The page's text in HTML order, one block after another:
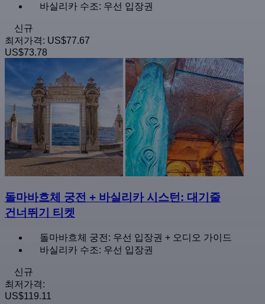
바실리카 수조: 우선 입장권
신규
최저가격: US$77.67
US$73.78
돌마바흐체 궁전 + 바실리카 시스턴: 대기줄
건너뛰기 티켓
돌마바흐체 궁전: 우선 입장권 + 오디오 가이드
바실리카 수조: 우선 입장권
신규
최저가격:
US$119.11